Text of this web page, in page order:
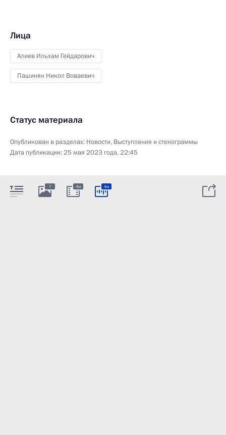
Лица
Алиев Ильхам Гейдарович
Пашинян Никол Воваевич
Статус материала
Опубликован в разделах: Новости, Выступления и стенограммы
Дата публикации:25 мая 2023 года, 22:45
7 4м 4м